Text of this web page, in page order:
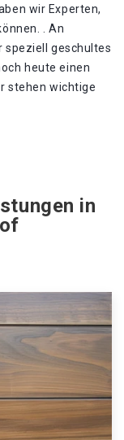
wir Experten,
. An
speziell geschultes
heute einen
stehen wichtige
in